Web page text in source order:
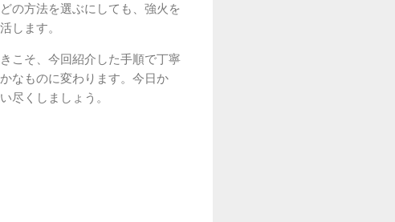
の方法を選ぶにしても、強火を
します。
こそ、今回紹介した手順で丁寧
なものに変わります。今日か
尽くしましょう。